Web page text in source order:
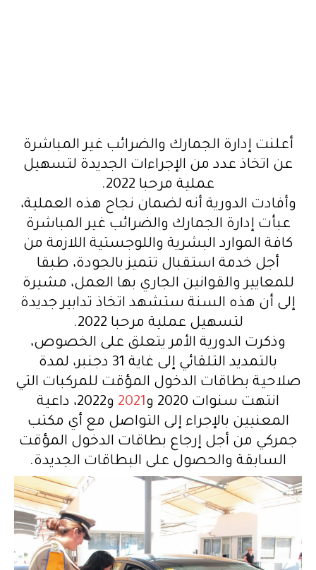
أعلنت إدارة الجمارك والضرائب غير المباشرة
عن اتخاذ عدد من الإجراءات الجديدة لتسهيل
عملية مرحبا 2022
.
وأفادت الدورية أنه لضمان نجاح هذه العملية،
عبأت إدارة الجمارك والضرائب غير المباشرة
كافة الموارد البشرية واللوجستية اللازمة من
أجل خدمة استقبال تتميز بالجودة، طبقا
للمعايير والقوانين الجاري بها العمل، مشيرة
إلى أن هذه السنة ستشهد اتخاذ تدابير جديدة
لتسهيل عملية مرحبا 2022
.
وذكرت الدورية الأمر يتعلق على الخصوص،
بالتمديد التلقائي إلى غاية 31 دجنبر، لمدة
صلاحية بطاقات الدخول المؤقت للمركبات التي
انتهت سنوات 2020 و
2021
و2022، داعية
المعنيين بالإجراء إلى التواصل مع أي مكتب
جمركي من أجل إرجاع بطاقات الدخول المؤقت
السابقة والحصول على البطاقات الجديدة.